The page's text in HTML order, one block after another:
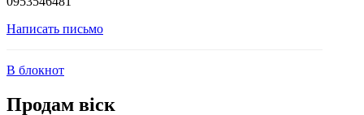
Написать письмо
В блокнот
Продам віск